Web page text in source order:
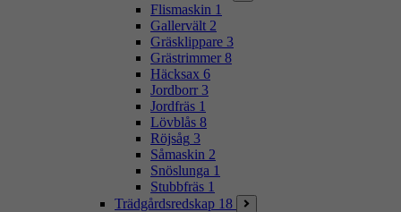
Flismaskin 1
Gallervält 2
Gräsklippare 3
Grästrimmer 8
Häcksax 6
Jordborr 3
Jordfräs 1
Lövblås 8
Röjsåg 3
Såmaskin 2
Snöslunga 1
Stubbfräs 1
Trädgårdsredskap 18